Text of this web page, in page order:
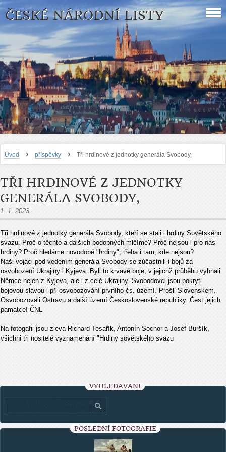
ČESKÉ NÁRODNÍ LISTY
Úvod › příspěvky › Tři hrdinové z jednotky generála Svobody,
TŘI HRDINOVÉ Z JEDNOTKY
GENERÁLA SVOBODY,
1. 1. 2023
Tři hrdinové z jednotky generála Svobody, kteří se stali i hrdiny Sovětského
svazu. Proč o těchto a dalších podobných mlčíme? Proč nejsou i pro nás
hrdiny? Proč hledáme novodobé "hrdiny", třeba i tam, kde nejsou?
Naši vojáci pod vedením generála Svobody se zúčastnili i bojů za
osvobození Ukrajiny i Kyjeva. Byli to krvavé boje, v jejichž průběhu vyhnali
Němce nejen z Kyjeva, ale i z celé Ukrajiny. Svobodovci jsou pokryti
bojovou slávou i při osvobozování prvního čs. území. Prošli Slovenskem.
Osvobozovali Ostravu a další území Československé republiky. Čest jejich
památce! ČNL
Na fotogafii jsou zleva Richard Tesařík, Antonín Sochor a Josef Buršík,
všichni tři nositelé vyznamenání "Hrdiny sovětského svazu
VYHLEDÁVÁNÍ
POSLEDNÍ FOTOGRAFIE